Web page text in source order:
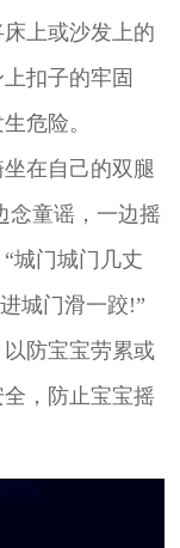
上或沙发上的
扣子的牢固
危险。
在自己的双腿
念童谣，一边摇
城门城门几丈
城门滑一跤!”
防宝宝劳累或
，防止宝宝摇